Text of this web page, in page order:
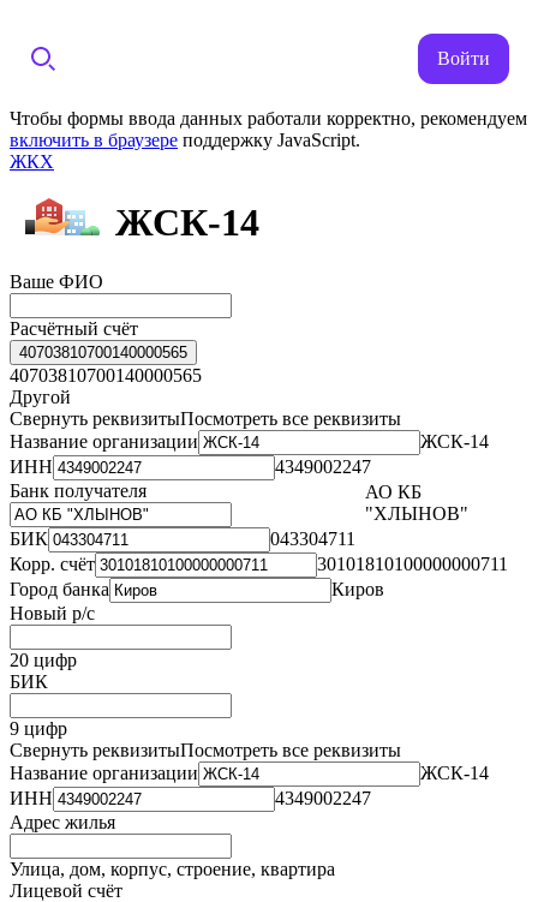
Войти
Чтобы формы ввода данных работали корректно, рекомендуем
включить в браузере поддержку JavaScript.
ЖКХ
ЖСК-14
Ваше ФИО
Расчётный счёт
40703810700140000565
40703810700140000565
Другой
Свернуть реквизитыПосмотреть все реквизиты
Название организации
ЖСК-14
ИНН
4349002247
Банк получателя
АО КБ
"ХЛЫНОВ"
БИК
043304711
Корр. счёт
30101810100000000711
Город банка
Киров
Новый р/с
20 цифр
БИК
9 цифр
Свернуть реквизитыПосмотреть все реквизиты
Название организации
ЖСК-14
ИНН
4349002247
Адрес жилья
Улица, дом, корпус, строение, квартира
Лицевой счёт